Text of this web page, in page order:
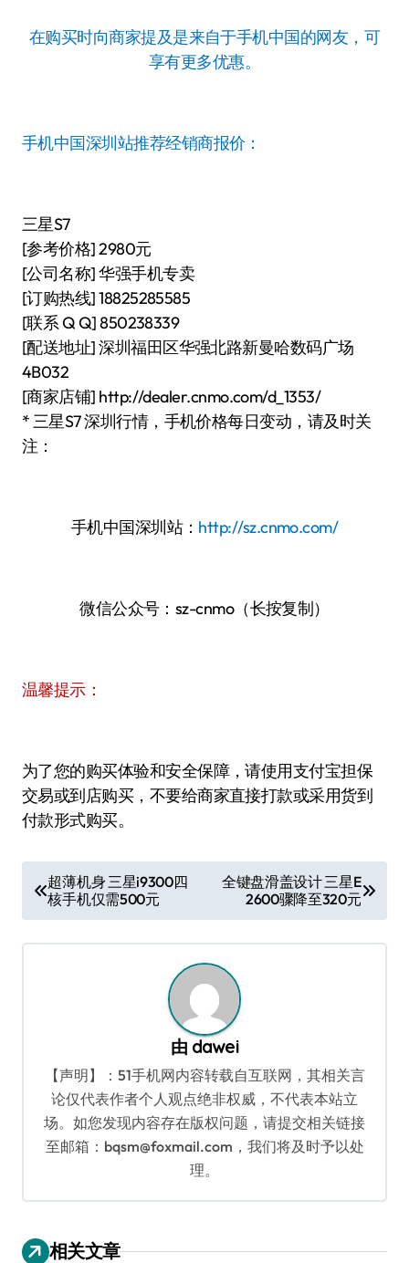
在购买时向商家提及是来自于手机中国的网友，可
享有更多优惠。
手机中国深圳站推荐经销商报价：
三星S7
[参考价格] 2980元
[公司名称] 华强手机专卖
[订购热线] 18825285585
[联系 Q Q] 850238339
[配送地址] 深圳福田区华强北路新曼哈数码广场
4B032
[商家店铺] http://dealer.cnmo.com/d_1353/
* 三星S7 深圳行情，手机价格每日变动，请及时关
注：
手机中国深圳站： http://sz.cnmo.com/
微信公众号：sz-cnmo（长按复制）
温馨提示：
为了您的购买体验和安全保障，请使用支付宝担保
交易或到店购买，不要给商家直接打款或采用货到
付款形式购买。
章
导
超薄机身 三星i9300四
核手机仅需500元
全键盘滑盖设计 三星E
2600骤降至320元
由 dawei
【声明】：51手机网内容转载自互联网，其相关言
论仅代表作者个人观点绝非权威，不代表本站立
场。如您发现内容存在版权问题，请提交相关链接
至邮箱：bqsm@foxmail.com，我们将及时予以处
理。
相关文章